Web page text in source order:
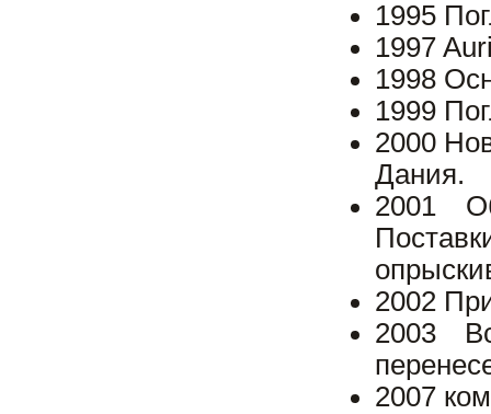
1995
1997
1998
1999
2000
Дания.
2001
2002
2003
2007